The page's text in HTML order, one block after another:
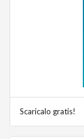
Scaricalo gratis!